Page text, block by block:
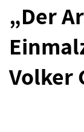
„Der
Volker